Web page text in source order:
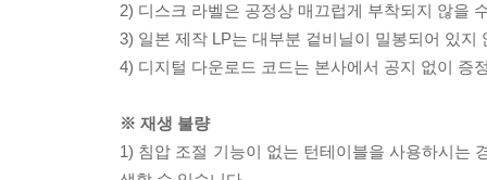
2) 디스크 라벨은 공정상 매끄럽게 부착되지 않을
3) 일본 제작 LP는 대부분 겉비닐이 밀봉되어 있지
4) 디지털 다운로드 코드는 본사에서 공지 없이 증
※ 재생 불량
1) 침압 조절 기능이 없는 턴테이블을 사용하시는